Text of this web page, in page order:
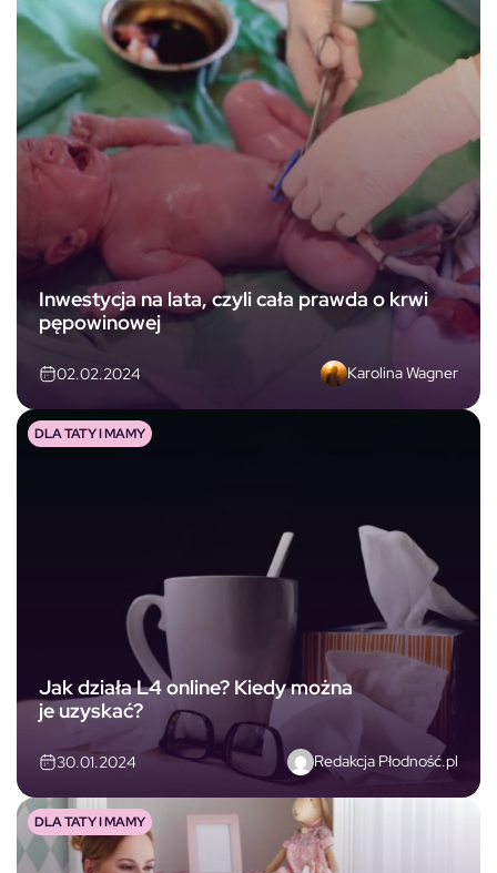
Inwestycja na lata, czyli cała prawda o krwi
pępowinowej
02.02.2024 Karolina Wagner
Jak działa L4 online? Kiedy można
je uzyskać?
30.01.2024 Redakcja Płodność.pl
DLA TATY I MAMY
DLA TATY I MAMY